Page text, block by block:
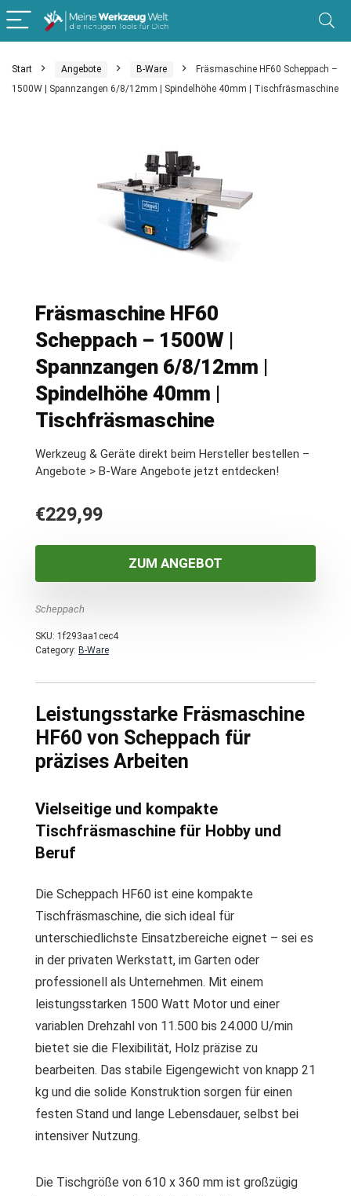
Start Angebote B-Ware
Fräsmaschine HF60 Scheppach –
1500W | Spannzangen 6/8/12mm | Spindelhöhe 40mm | Tischfräsmaschine
Fräsmaschine HF60
Scheppach – 1500W |
Spannzangen 6/8/12mm |
Spindelhöhe 40mm |
Tischfräsmaschine
Werkzeug & Geräte direkt beim Hersteller bestellen –
Angebote > B-Ware Angebote jetzt entdecken!
€229,99
ZUM ANGEBOT
Scheppach
SKU: 1f293aa1cec4
Category: B-Ware
Leistungsstarke Fräsmaschine
HF60 von Scheppach für
präzises Arbeiten
Vielseitige und kompakte
Tischfräsmaschine für Hobby und
Beruf
Die Scheppach HF60 ist eine kompakte
Tischfräsmaschine, die sich ideal für
unterschiedlichste Einsatzbereiche eignet – sei es
in der privaten Werkstatt, im Garten oder
professionell als Unternehmen. Mit einem
leistungsstarken 1500 Watt Motor und einer
variablen Drehzahl von 11.500 bis 24.000 U/min
bietet sie die Flexibilität, Holz präzise zu
bearbeiten. Das stabile Eigengewicht von knapp 21
kg und die solide Konstruktion sorgen für einen
festen Stand und lange Lebensdauer, selbst bei
intensiver Nutzung.
Die Tischgröße von 610 x 360 mm ist großzügig